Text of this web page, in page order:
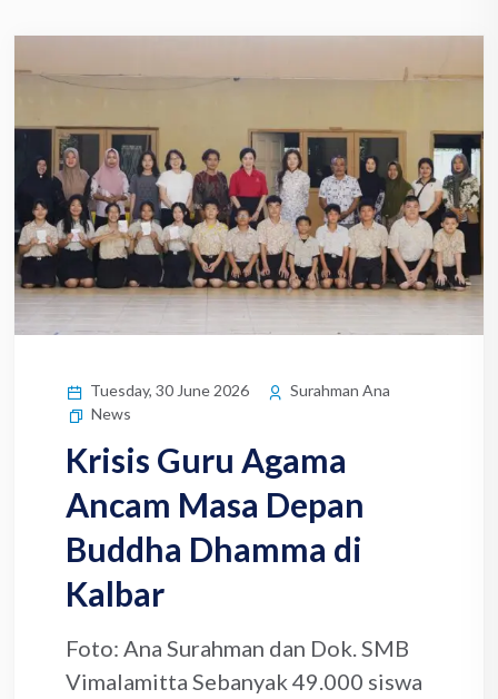
Tuesday, 30 June 2026
Surahman Ana
News
Krisis Guru Agama
Ancam Masa Depan
Buddha Dhamma di
Kalbar
Foto: Ana Surahman dan Dok. SMB
Vimalamitta Sebanyak 49.000 siswa